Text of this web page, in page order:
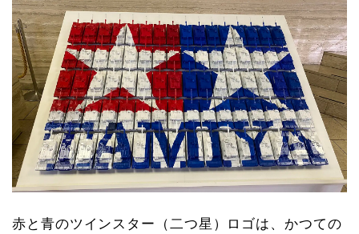
赤と青のツインスター（二つ星）ロゴは、かつての